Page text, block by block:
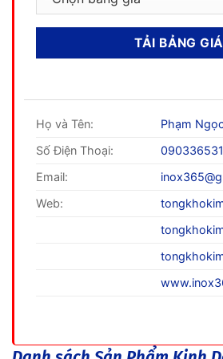
Họ và Tên:
Phạm
Số Điện Thoại:
Email:
Web: